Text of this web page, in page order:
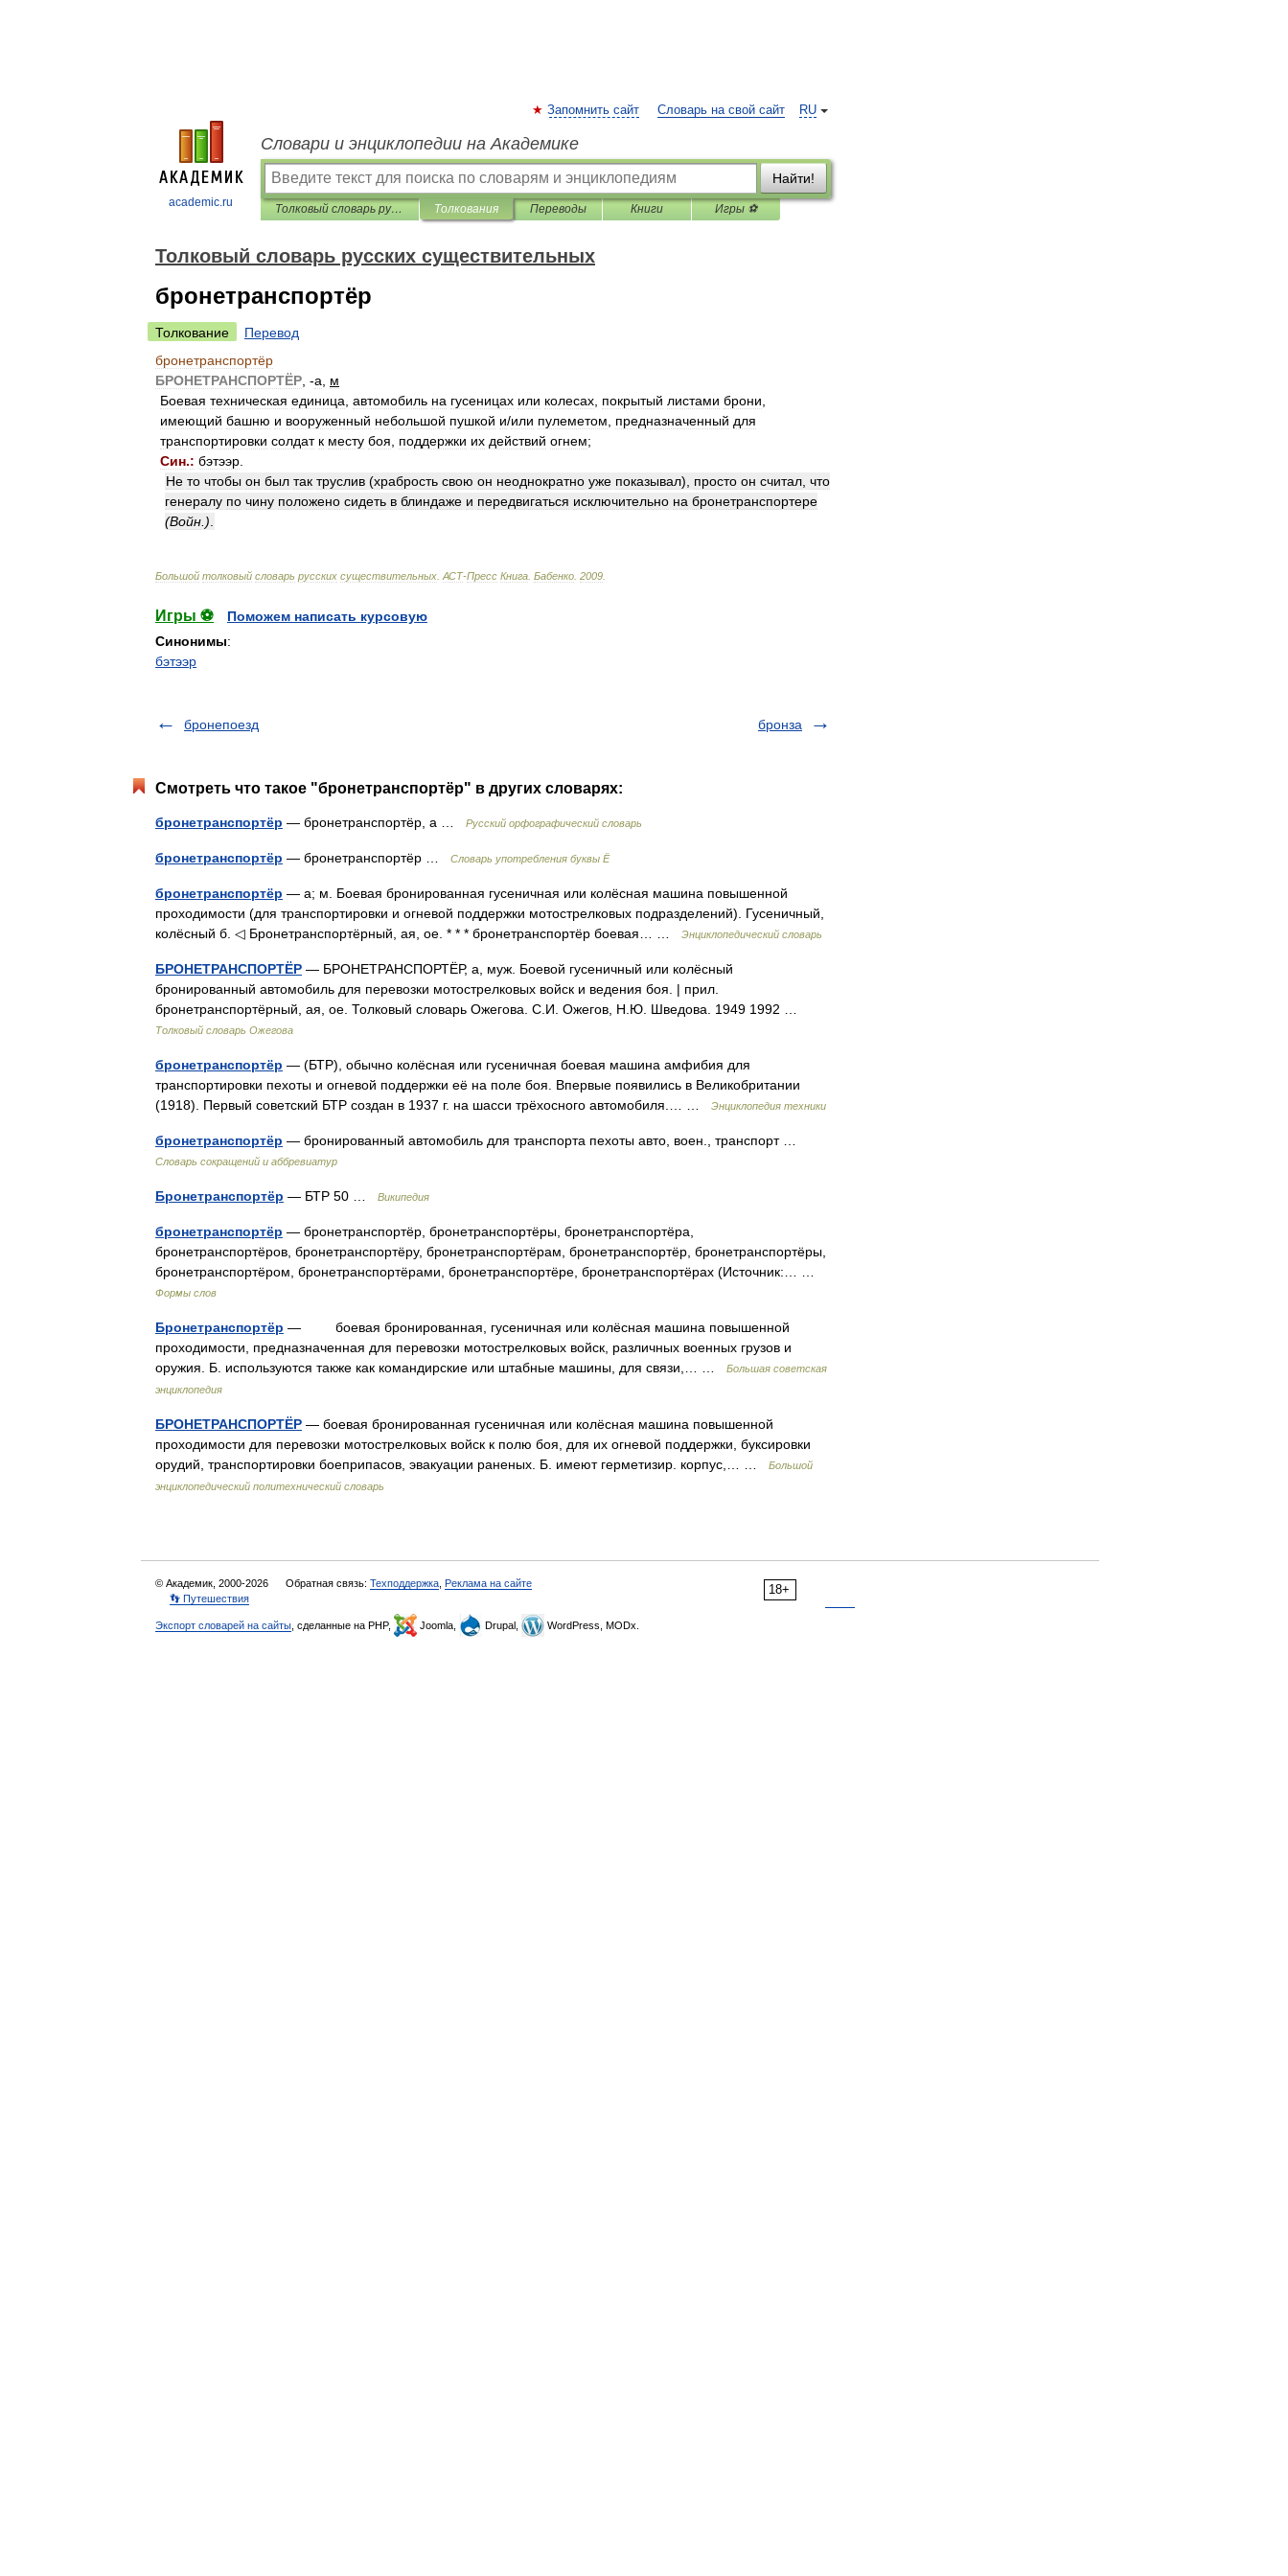
academic.ru
RU
Запомнить сайт Словарь на свой сайт
Словари и энциклопедии на Академике
Найти!
Толковый словарь русских существительных Толкования Переводы Книги Игры ⚽
Толковый словарь русских существительных
бронетранспортёр
Толкование
Перевод
бронетранспортёр
БРОНЕТРАНСПОРТЁР , -а
м
Боевая техническая единица автомобиль на гусеницах или колесах покрытый листами брони
имеющий башню и вооруженный небольшой пушкой и/или пулеметом предназначенный для
транспортировки солдат к месту боя поддержки их действий огнем;
Син.: бэтээр
Не то чтобы он был так труслив (храбрость свою он неоднократно уже показывал), просто он считал что
генералу по чину положено сидеть в блиндаже и передвигаться исключительно на бронетранспортере
(Войн .)
Большой толковый словарь русских существительных АСТ-Пресс Книга Бабенко 2009
Игры ⚽
Поможем написать курсовую
Синонимы:
бэтээр
бронепоезд бронза
Смотреть что такое "бронетранспортёр" в других словарях:
бронетранспортёр — бронетранспортёр, а … Русский орфографический словарь
бронетранспортёр — бронетранспортёр … Словарь употребления буквы Ё
бронетранспортёр — а; м. Боевая бронированная гусеничная или колёсная машина повышенной
проходимости (для транспортировки и огневой поддержки мотострелковых подразделений). Гусеничный,
колёсный б. ◁ Бронетранспортёрный, ая, ое. * * * бронетранспортёр боевая… …
Энциклопедический словарь
БРОНЕТРАНСПОРТЁР — БРОНЕТРАНСПОРТЁР, а, муж. Боевой гусеничный или колёсный
бронированный автомобиль для перевозки мотострелковых войск и ведения боя. | прил.
бронетранспортёрный, ая, ое. Толковый словарь Ожегова. С.И. Ожегов, Н.Ю. Шведова. 1949 1992 …
Толковый словарь Ожегова
бронетранспортёр — (БТР), обычно колёсная или гусеничная боевая машина амфибия для
транспортировки пехоты и огневой поддержки её на поле боя. Впервые появились в Великобритании
(1918). Первый советский БТР создан в 1937 г. на шасси трёхосного автомобиля.… …
Энциклопедия техники
бронетранспортёр — бронированный автомобиль для транспорта пехоты авто, воен., транспорт …
Словарь сокращений и аббревиатур
Бронетранспортёр — БТР 50 … Википедия
бронетранспортёр — бронетранспортёр, бронетранспортёры, бронетранспортёра,
бронетранспортёров, бронетранспортёру, бронетранспортёрам, бронетранспортёр, бронетранспортёры,
бронетранспортёром, бронетранспортёрами, бронетранспортёре, бронетранспортёрах (Источник:… …
Формы слов
Бронетранспортёр — боевая бронированная, гусеничная или колёсная машина повышенной
проходимости, предназначенная для перевозки мотострелковых войск, различных военных грузов и
оружия. Б. используются также как командирские или штабные машины, для связи,… …
Большая советская
энциклопедия
БРОНЕТРАНСПОРТЁР — боевая бронированная гусеничная или колёсная машина повышенной
проходимости для перевозки мотострелковых войск к полю боя, для их огневой поддержки, буксировки
орудий, транспортировки боеприпасов, эвакуации раненых. Б. имеют герметизир. корпус,… …
Большой
энциклопедический политехнический словарь
18+
© Академик, 2000-2026 Обратная связь: Техподдержка Реклама на сайте
👣 Путешествия
Экспорт словарей на сайты , сделанные на PHP, Joomla, Drupal, WordPress, MODx.